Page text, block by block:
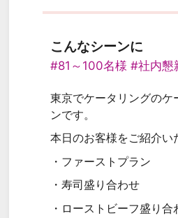
こんなシーンに
#81～100名様 #社内懇
東京でケータリングのケ
ンです。
本日のお客様をご紹介い
・ファーストプラン
・寿司盛り合わせ
・ローストビーフ盛り合